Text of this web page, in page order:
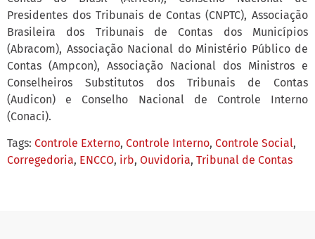
Presidentes dos Tribunais de Contas (CNPTC), Associação
Brasileira dos Tribunais de Contas dos Municípios
(Abracom), Associação Nacional do Ministério Público de
Contas (Ampcon), Associação Nacional dos Ministros e
Conselheiros Substitutos dos Tribunais de Contas
(Audicon) e Conselho Nacional de Controle Interno
(Conaci).
Tags: Controle Externo, Controle Interno, Controle Social,
Corregedoria, ENCCO, irb, Ouvidoria, Tribunal de Contas